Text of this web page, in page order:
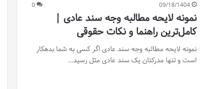
09/18/1404
0
نمونه لایحه مطالبه وجه سند عادی |
کامل‌ترین راهنما و نکات حقوقی
نمونه لایحه مطالبه وجه سند عادی اگر کسی به شما بدهکار
است و تنها مدرکتان یک سند عادی مثل رسید…